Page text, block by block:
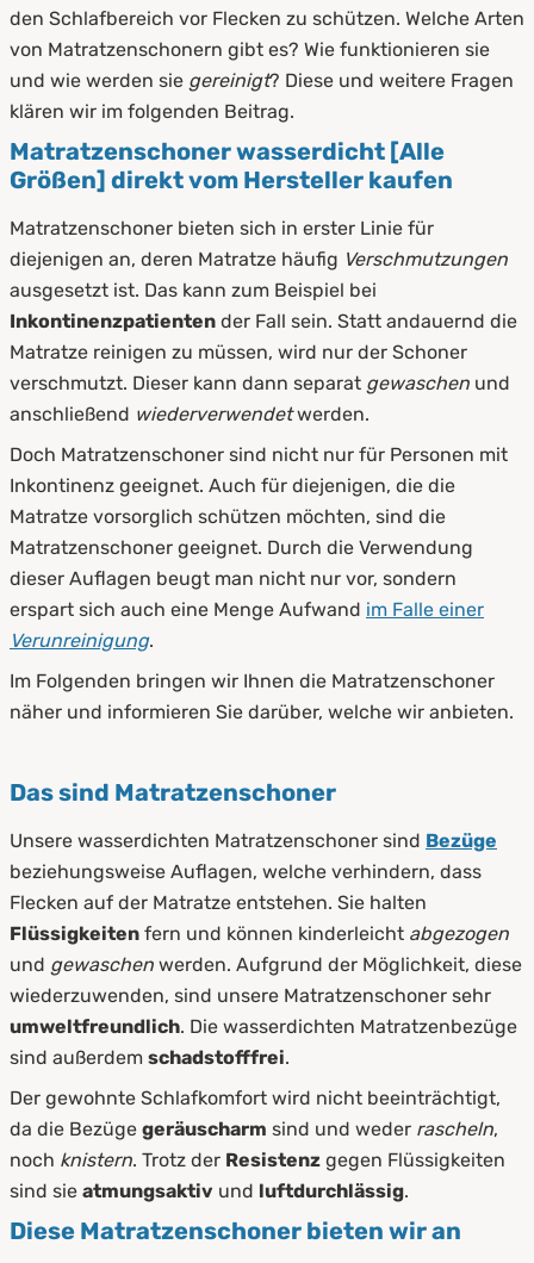
5. Funktionsweise
6. So bringen Sie den Matratzenschoner an
7.
Vorteile unserer Matratzenschoner
8. Pflege und Reinigung von
Matratzenschonern
9. Zusammenfassung
den Schlafbereich vor Flecken zu schützen. Welche Arten
von Matratzenschonern gibt es? Wie funktionieren sie
und wie werden sie gereinigt? Diese und weitere Fragen
klären wir im folgenden Beitrag.
Matratzenschoner wasserdicht [Alle
Größen] direkt vom Hersteller kaufen
Matratzenschoner bieten sich in erster Linie für
diejenigen an, deren Matratze häufig Verschmutzungen
ausgesetzt ist. Das kann zum Beispiel bei
Inkontinenzpatienten der Fall sein. Statt andauernd die
Matratze reinigen zu müssen, wird nur der Schoner
verschmutzt. Dieser kann dann separat gewaschen und
anschließend wiederverwendetwerden.
Doch Matratzenschoner sind nicht nur für Personen mit
Inkontinenz geeignet. Auch für diejenigen, die die
Matratze vorsorglich schützen möchten, sind die
Matratzenschoner geeignet. Durch die Verwendung
dieser Auflagen beugt man nicht nur vor, sondern
erspart sich auch eine Menge Aufwand im Falle einer
Verunreinigung.
Im Folgenden bringen wir Ihnen die Matratzenschoner
näher und informieren Sie darüber, welche wir anbieten.
Das sind Matratzenschoner
Unsere wasserdichten Matratzenschoner sind Bezüge
beziehungsweise Auflagen, welche verhindern, dass
Flecken auf der Matratze entstehen. Sie halten
Flüssigkeiten fern und können kinderleicht abgezogen
und gewaschen werden. Aufgrund der Möglichkeit, diese
wiederzuwenden, sind unsere Matratzenschoner sehr
umweltfreundlich. Die wasserdichten Matratzenbezüge
sind außerdem schadstofffrei.
Der gewohnte Schlafkomfort wird nicht beeinträchtigt,
da die Bezüge geräuscharm sind und weder rascheln,
noch knistern. Trotz der Resistenz gegen Flüssigkeiten
sind sie atmungsaktiv und luftdurchlässig.
Diese Matratzenschoner bieten wir an